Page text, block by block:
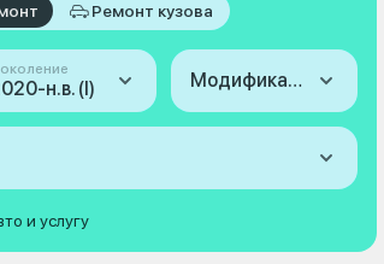
Ремонт кузова
н.в. (I) Модификация
и услугу